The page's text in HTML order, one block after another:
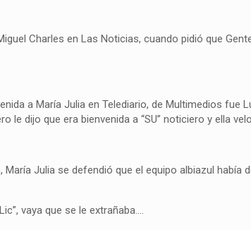
Charles en Las Noticias, cuando pidió que
a María Julia en Telediario, de Multimedios fue
le dijo que era bienvenida a “SU” noticiero y ella
María Julia se defendió que el equipo albiazul había
vaya que se le extrañaba….